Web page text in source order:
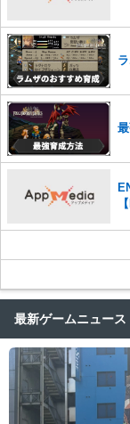
最新ゲームニュース